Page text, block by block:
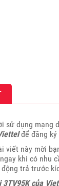
sử dụng mạng
để đăng ký
viết này mời
khi có nhu
trả trước
3TV95K của